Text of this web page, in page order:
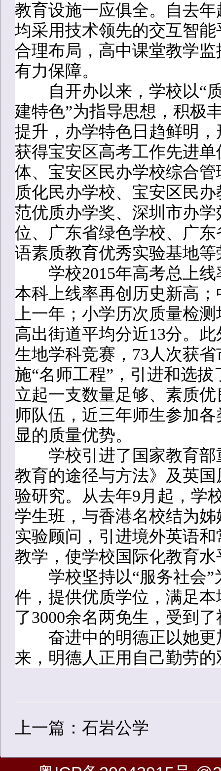
教育设施一应俱全。自去
均采用技术领先的交互智
合理布局，高中课堂教学
有力保障。
自开办以来，学校以“质
建特色”为指导思想，积极
提升，办学特色日趋鲜明
获得宝安区高考工作先进
体、宝安区民办学校综合
质化民办学校、宝安区民
范优质办学奖、深圳市办
位、广东省绿色学校、广
语素质教育优秀实验基地
学校2015年高考总上线
本科上线率再创历史新高
上一年；小学历次质量检
高出街道平均分近13分。
生地学科竞赛，73人次获
施“名师工程”，引进和选
立起一支数量足够、素质
师队伍，近三年师生参加
显的质量优势。
学校引进了国家教育部
教育的途径与方法》及英
验研究。从去年9月起，学
学生班，与香港名校结为
实验顾问，引进境外英语
教学，使学校国际化教育
学校坚持以“服务社会”
件，提供优质学位，满足
了3000余名两免生，受到
奋进中的明德正以她更
来，明德人正用自己勤劳
上一篇：石岩公学